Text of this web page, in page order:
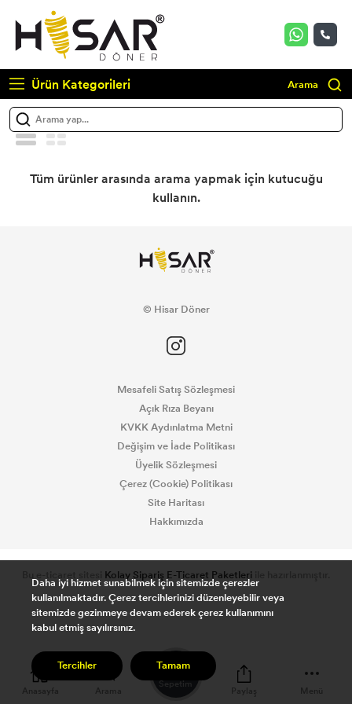
Ürün Kategorileri Arama
Anasayfa Arama
Sepetim
Paylaş Menü
Tüm ürünler arasında arama yapmak için kutucuğu
kullanın.
© Hisar Döner
Mesafeli Satış Sözleşmesi
Açık Rıza Beyanı
KVKK Aydınlatma Metni
Değişim ve İade Politikası
Üyelik Sözleşmesi
Çerez (Cookie) Politikası
Site Haritası
Hakkımızda
Kolay Sipariş E-Ticaret Paketleri
Daha iyi hizmet sunabilmek için sitemizde çerezler
kullanılmaktadır. Çerez tercihlerinizi düzenleyebilir veya
sitemizde gezinmeye devam ederek çerez kullanımını
kabul etmiş sayılırsınız.
Tercihler Tamam